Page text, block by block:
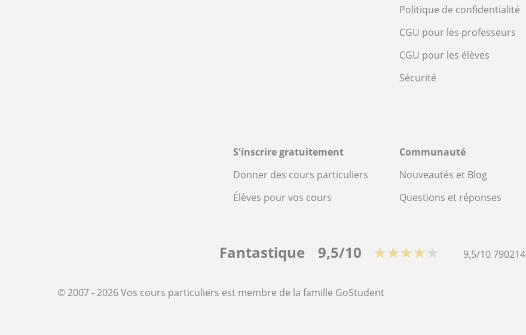
Politique de confidentialité
CGU pour les professeurs
CGU pour les élèves
Sécurité
S'inscrire gratuitement
Donner des cours particuliers
Élèves pour vos cours
Communauté
Nouveautés et Blog
Questions et réponses
Fantastique 9,5/10 ★★★★★ 9,5/10790214
© 2007 - 2026 Vos cours particuliers est membre de la famille GoStudent